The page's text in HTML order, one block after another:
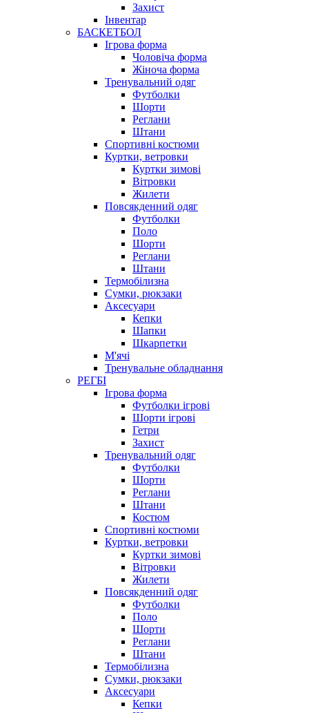
Захист
Інвентар
БАСКЕТБОЛ
Ігрова форма
Чоловіча форма
Жіноча форма
Тренувальний одяг
Футболки
Шорти
Реглани
Штани
Спортивні костюми
Куртки, ветровки
Куртки зимові
Вітровки
Жилети
Повсякденний одяг
Футболки
Поло
Шорти
Реглани
Штани
Термобілизна
Сумки, рюкзаки
Аксесуари
Кепки
Шапки
Шкарпетки
М'ячі
Тренувальне обладнання
РЕГБІ
Ігрова форма
Футболки ігрові
Шорти ігрові
Гетри
Захист
Тренувальний одяг
Футболки
Шорти
Реглани
Штани
Костюм
Спортивні костюми
Куртки, ветровки
Куртки зимові
Вітровки
Жилети
Повсякденний одяг
Футболки
Поло
Шорти
Реглани
Штани
Термобілизна
Сумки, рюкзаки
Аксесуари
Кепки